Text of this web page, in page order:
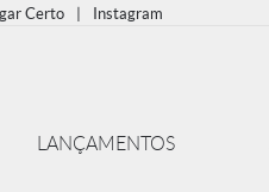
Certo Instagram
LANÇAMENTOS